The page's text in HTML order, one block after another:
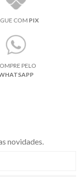
COM PIX
PELO
novidades.